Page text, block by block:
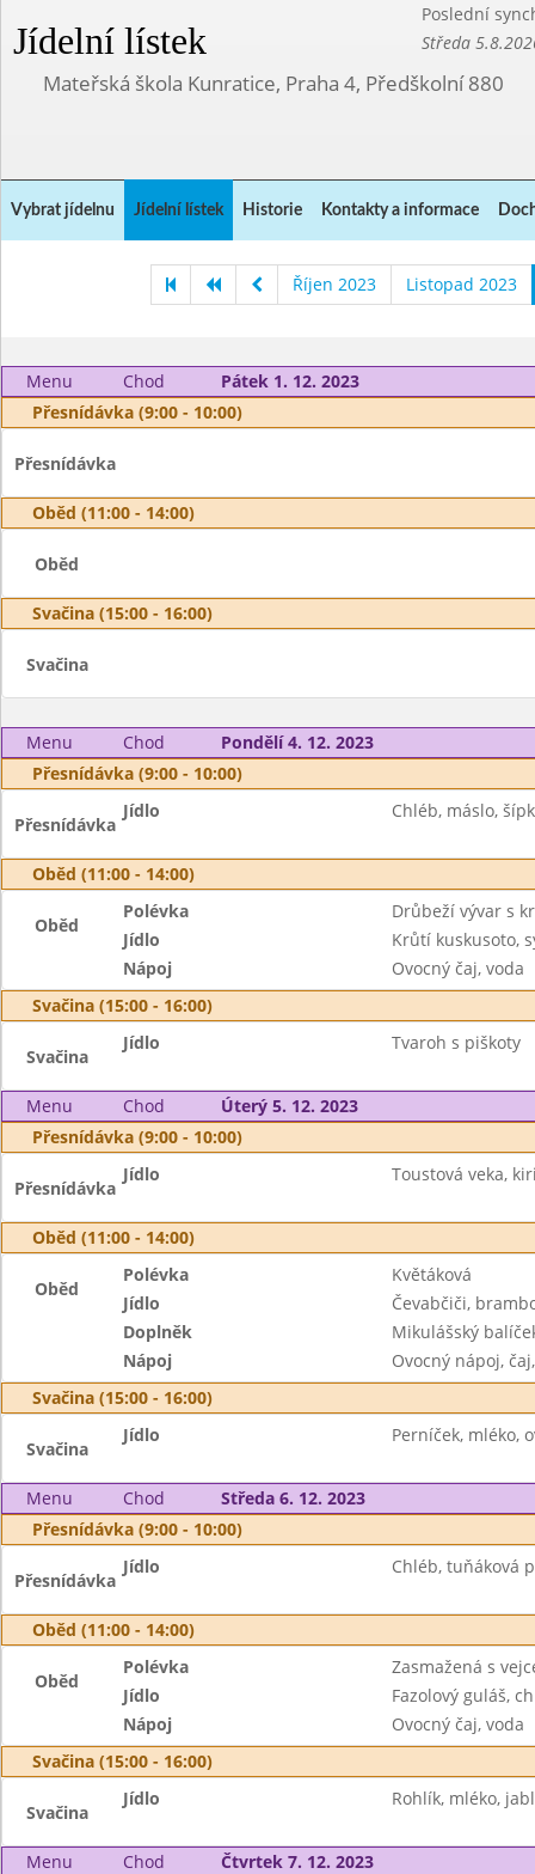
Jídelní lístek
Poslední
Středa
Mateřská škola Kunratice, Praha 4, Předškolní 880
Vybrat jídelnu Jídelní lístek Historie Kontakty a informace
Říjen 2023 Listopad 2023
Menu Chod
Pátek 1. 12. 2023
Přesnídávka (9:00 - 10:00)
Přesnídávka
Oběd (11:00 - 14:00)
Oběd
Svačina (15:00 - 16:00)
Svačina
Menu Chod
Pondělí 4. 12. 2023
Přesnídávka (9:00 - 10:00)
Přesnídávka
Jídlo Chléb, máslo,
Oběd (11:00 - 14:00)
Oběd
Polévka
Drůbeží vývar s
Jídlo
Krůtí kuskusoto,
Nápoj
Ovocný čaj, voda
Svačina (15:00 - 16:00)
Svačina
Jídlo Tvaroh s piškoty
Menu Chod
Úterý 5. 12. 2023
Přesnídávka (9:00 - 10:00)
Přesnídávka
Jídlo Toustová veka,
Oběd (11:00 - 14:00)
Oběd
Polévka
Květáková
Jídlo
Čevabčiči,
Doplněk
Mikulášský
Nápoj
Ovocný nápoj,
Svačina (15:00 - 16:00)
Svačina
Jídlo Perníček, mléko,
Menu Chod
Středa 6. 12. 2023
Přesnídávka (9:00 - 10:00)
Přesnídávka
Jídlo Chléb, tuňáková
Oběd (11:00 - 14:00)
Oběd
Polévka
Zasmažená s
Jídlo
Fazolový guláš,
Nápoj
Ovocný čaj, voda
Svačina (15:00 - 16:00)
Svačina
Jídlo Rohlík, mléko,
Menu Chod
Čtvrtek 7. 12. 2023